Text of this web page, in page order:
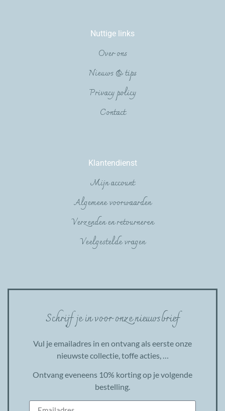
Nuttige links
Over ons
Nieuws & tips
Privacy policy
Contact
Klantendienst
Mijn account
Algemene voorwaarden
Verzenden en retourneren
Veelgestelde vragen
Schrijf je in voor onze nieuwsbrief
Vul je emailadres in en ontvang als eerste onze
nieuwste collectie, toffe acties, …
Ontvang eveneens 10% korting op je volgende
bestelling.